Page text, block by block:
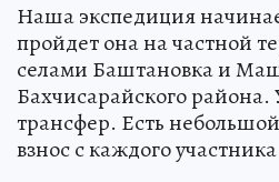
Наша экспедиция
пройдет она на частной
селами Баштановка и
Бахчисарайского
трансфер. Есть
взнос с каждого